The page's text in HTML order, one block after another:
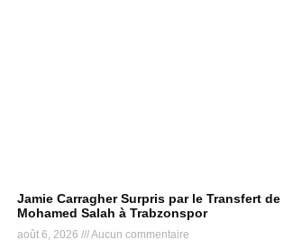
Jamie Carragher Surpris par le Transfert de
Mohamed Salah à Trabzonspor
août 6, 2026 Aucun commentaire